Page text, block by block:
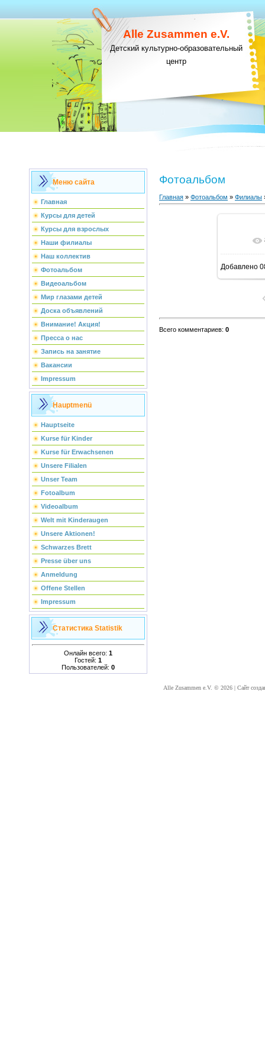
Alle Zusammen e.V.
Детский культурно-образовательный
центр
Меню сайта
Главная
Курсы для детей
Курсы для взрослых
Наши филиалы
Наш коллектив
Фотоальбом
Видеоальбом
Мир глазами детей
Доска объявлений
Внимание! Акция!
Пресса о нас
Запись на занятие
Вакансии
Impressum
Hauptmenü
Hauptseite
Kurse für Kinder
Kurse für Erwachsenen
Unsere Filialen
Unser Team
Fotoalbum
Videoalbum
Welt mit Kinderaugen
Unsere Aktionen!
Schwarzes Brett
Presse über uns
Anmeldung
Offene Stellen
Impressum
Статистика Statistik
Онлайн всего: 1
Гостей: 1
Пользователей: 0
Фотоальбом
Главная » Фотоальбом » Филиалы
В
Добавлено
Всего комментариев: 0
Alle Zusammen e.V. © 2026 | Сайт